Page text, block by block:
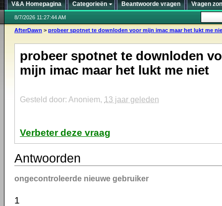
V&A Homepagina Categorieën Beantwoorde vragen Vragen
8/7/2026 11:27:44 AM
AfterDawn > probeer spotnet te downloden voor mijn imac maar het lukt me
probeer spotnet te downloden
mijn imac maar het lukt me niet
Gesteld door: Anoniem, 13 jaar geleden
Verbeter deze vraag
Antwoorden
ongecontroleerde nieuwe gebruiker
1